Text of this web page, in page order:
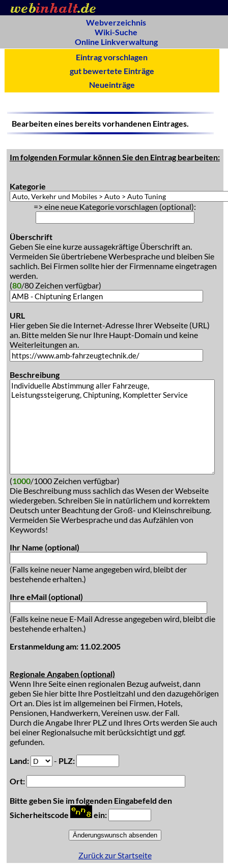
Webverzeichnis
Wiki-Suche
Online Linkverwaltung
Eintrag vorschlagen
gut bewertete Einträge
Neueinträge
Bearbeiten eines bereits vorhandenen Eintrages.
Im folgenden Formular können Sie den Eintrag bearbeiten:
Kategorie
=> eine neue Kategorie vorschlagen (optional):
Überschrift
Geben Sie eine kurze aussagekräftige Überschrift an.
Vermeiden Sie übertriebene Werbesprache und bleiben Sie
sachlich. Bei Firmen sollte hier der Firmenname eingetragen
werden.
(80/80 Zeichen verfügbar)
URL
Hier geben Sie die Internet-Adresse Ihrer Webseite (URL)
an. Bitte melden Sie nur Ihre Haupt-Domain und keine
Weiterleitungen an.
Beschreibung
(1000/1000 Zeichen verfügbar)
Die Beschreibung muss sachlich das Wesen der Webseite
wiedergeben. Schreiben Sie in natürlichem und korrektem
Deutsch unter Beachtung der Groß- und Kleinschreibung.
Vermeiden Sie Werbesprache und das Aufzählen von
Keywords!
Ihr Name (optional)
(Falls keine neuer Name angegeben wird, bleibt der
bestehende erhalten.)
Ihre eMail (optional)
(Falls keine neue E-Mail Adresse angegeben wird, bleibt die
bestehende erhalten.)
Erstanmeldung am: 11.02.2005
Regionale Angaben (optional)
Wenn Ihre Seite einen regionalen Bezug aufweist, dann
geben Sie hier bitte Ihre Postleitzahl und den dazugehörigen
Ort an. Dies ist im allgemeinen bei Firmen, Hotels,
Pensionen, Handwerkern, Vereinen usw. der Fall.
Durch die Angabe Ihrer PLZ und Ihres Orts werden Sie auch
bei einer Regionalsuche mit berücksichtigt und ggf.
gefunden.
Land:
- PLZ:
Ort:
Bitte geben Sie im folgenden Eingabefeld den
Sicherheitscode
ein:
Zurück zur Startseite